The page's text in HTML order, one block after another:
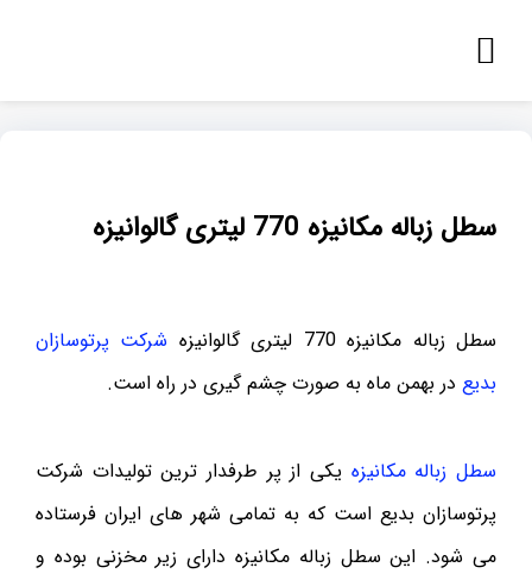
سطل زباله مکانیزه 770 لیتری گالوانیزه
سطل زباله مکانیزه 770 لیتری گالوانیزه
شرکت پرتوسازان
بدیع در بهمن ماه به صورت چشم گیری در راه است.
سطل زباله مکانیزه یکی از پر طرفدار ترین تولیدات شرکت
پرتوسازان بدیع است که به تمامی شهر های ایران فرستاده
می شود. این سطل زباله مکانیزه دارای زیر مخزنی بوده و